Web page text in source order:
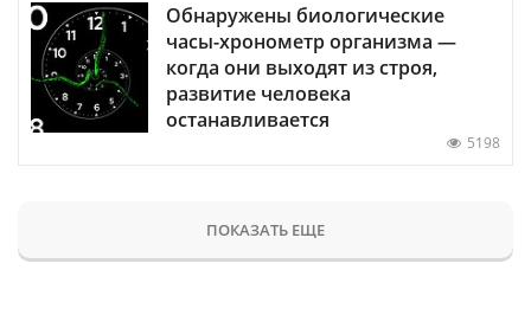
Обнаружены биологические
часы-хронометр организма —
когда они выходят из строя,
развитие человека
останавливается
5198
ПОКАЗАТЬ ЕЩЕ